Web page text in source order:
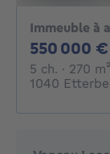
Immeuble à
550 000 €
5 ch. 5
· 270 m²
1040